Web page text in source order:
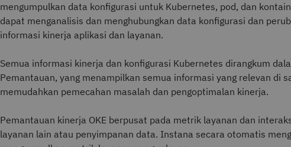
mengumpulkan data konfigurasi untuk Kubernetes, pod, dan
dapat menganalisis dan menghubungkan data konfigurasi dan
informasi kinerja aplikasi dan layanan.
Semua informasi kinerja dan konfigurasi Kubernetes dirangkum
Pemantauan, yang menampilkan semua informasi yang relevan di
memudahkan pemecahan masalah dan pengoptimalan kinerja.
Pemantauan kinerja OKE berpusat pada metrik layanan dan
layanan lain atau penyimpanan data. Instana secara otomatis